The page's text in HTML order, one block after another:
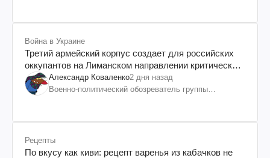
Война в Украине
Третий армейский корпус создает для российских
оккупантов на Лиманском направлении критический
дискомфорт: как это удалось
Александр Коваленко2 дня назад
Военно-политический обозреватель группы
Рецепты
По вкусу как киви: рецепт варенья из кабачков не